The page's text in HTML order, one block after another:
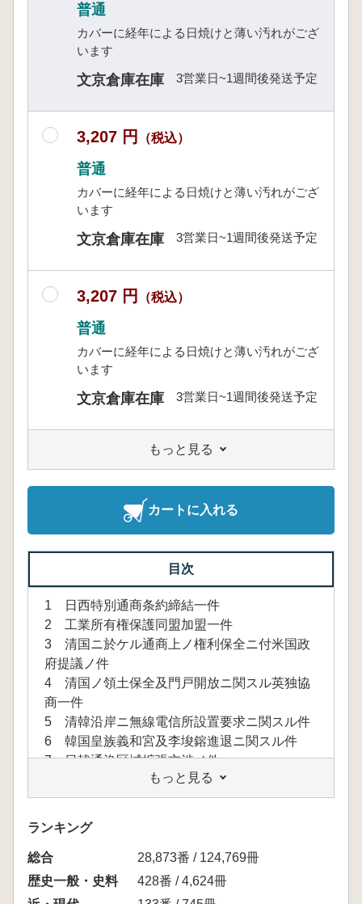
普通
カバーに経年による日焼けと薄い汚れがござ
います
文京倉庫在庫 3営業日~1週間後発送予定
3,207 円 （税込）
普通
カバーに経年による日焼けと薄い汚れがござ
います
文京倉庫在庫 3営業日~1週間後発送予定
3,207 円 （税込）
普通
カバーに経年による日焼けと薄い汚れがござ
います
文京倉庫在庫 3営業日~1週間後発送予定
もっと見る
カートに入れる
目次
1 日西特別通商条約締結一件
2 工業所有権保護同盟加盟一件
3 清国ニ於ケル通商上ノ権利保全ニ付米国政
府提議ノ件
4 清国ノ領土保全及門戸開放ニ関スル英独協
商一件
5 清韓沿岸ニ無線電信所設置要求ニ関スル件
6 韓国皇族義和宮及李埈鎔進退ニ関スル件
7 日韓通漁区域拡張交渉ノ件
8 韓国借款関係雑件
1、日本銀行借款ノ部
2、新借款ニ関スル件
9 韓国鉄道敷設ニ関スル件
もっと見る
ランキング
総合
28,873番 / 124,769冊
歴史一般・史料
428番 / 4,624冊